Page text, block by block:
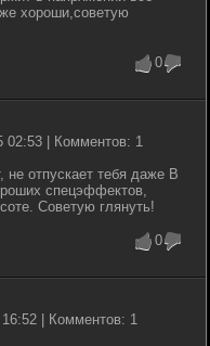
хороши,советую
0
02:53 | Комментов: 1
отпускает тебя даже В
спецэффектов,
Советую глянуть!
0
| Комментов: 1